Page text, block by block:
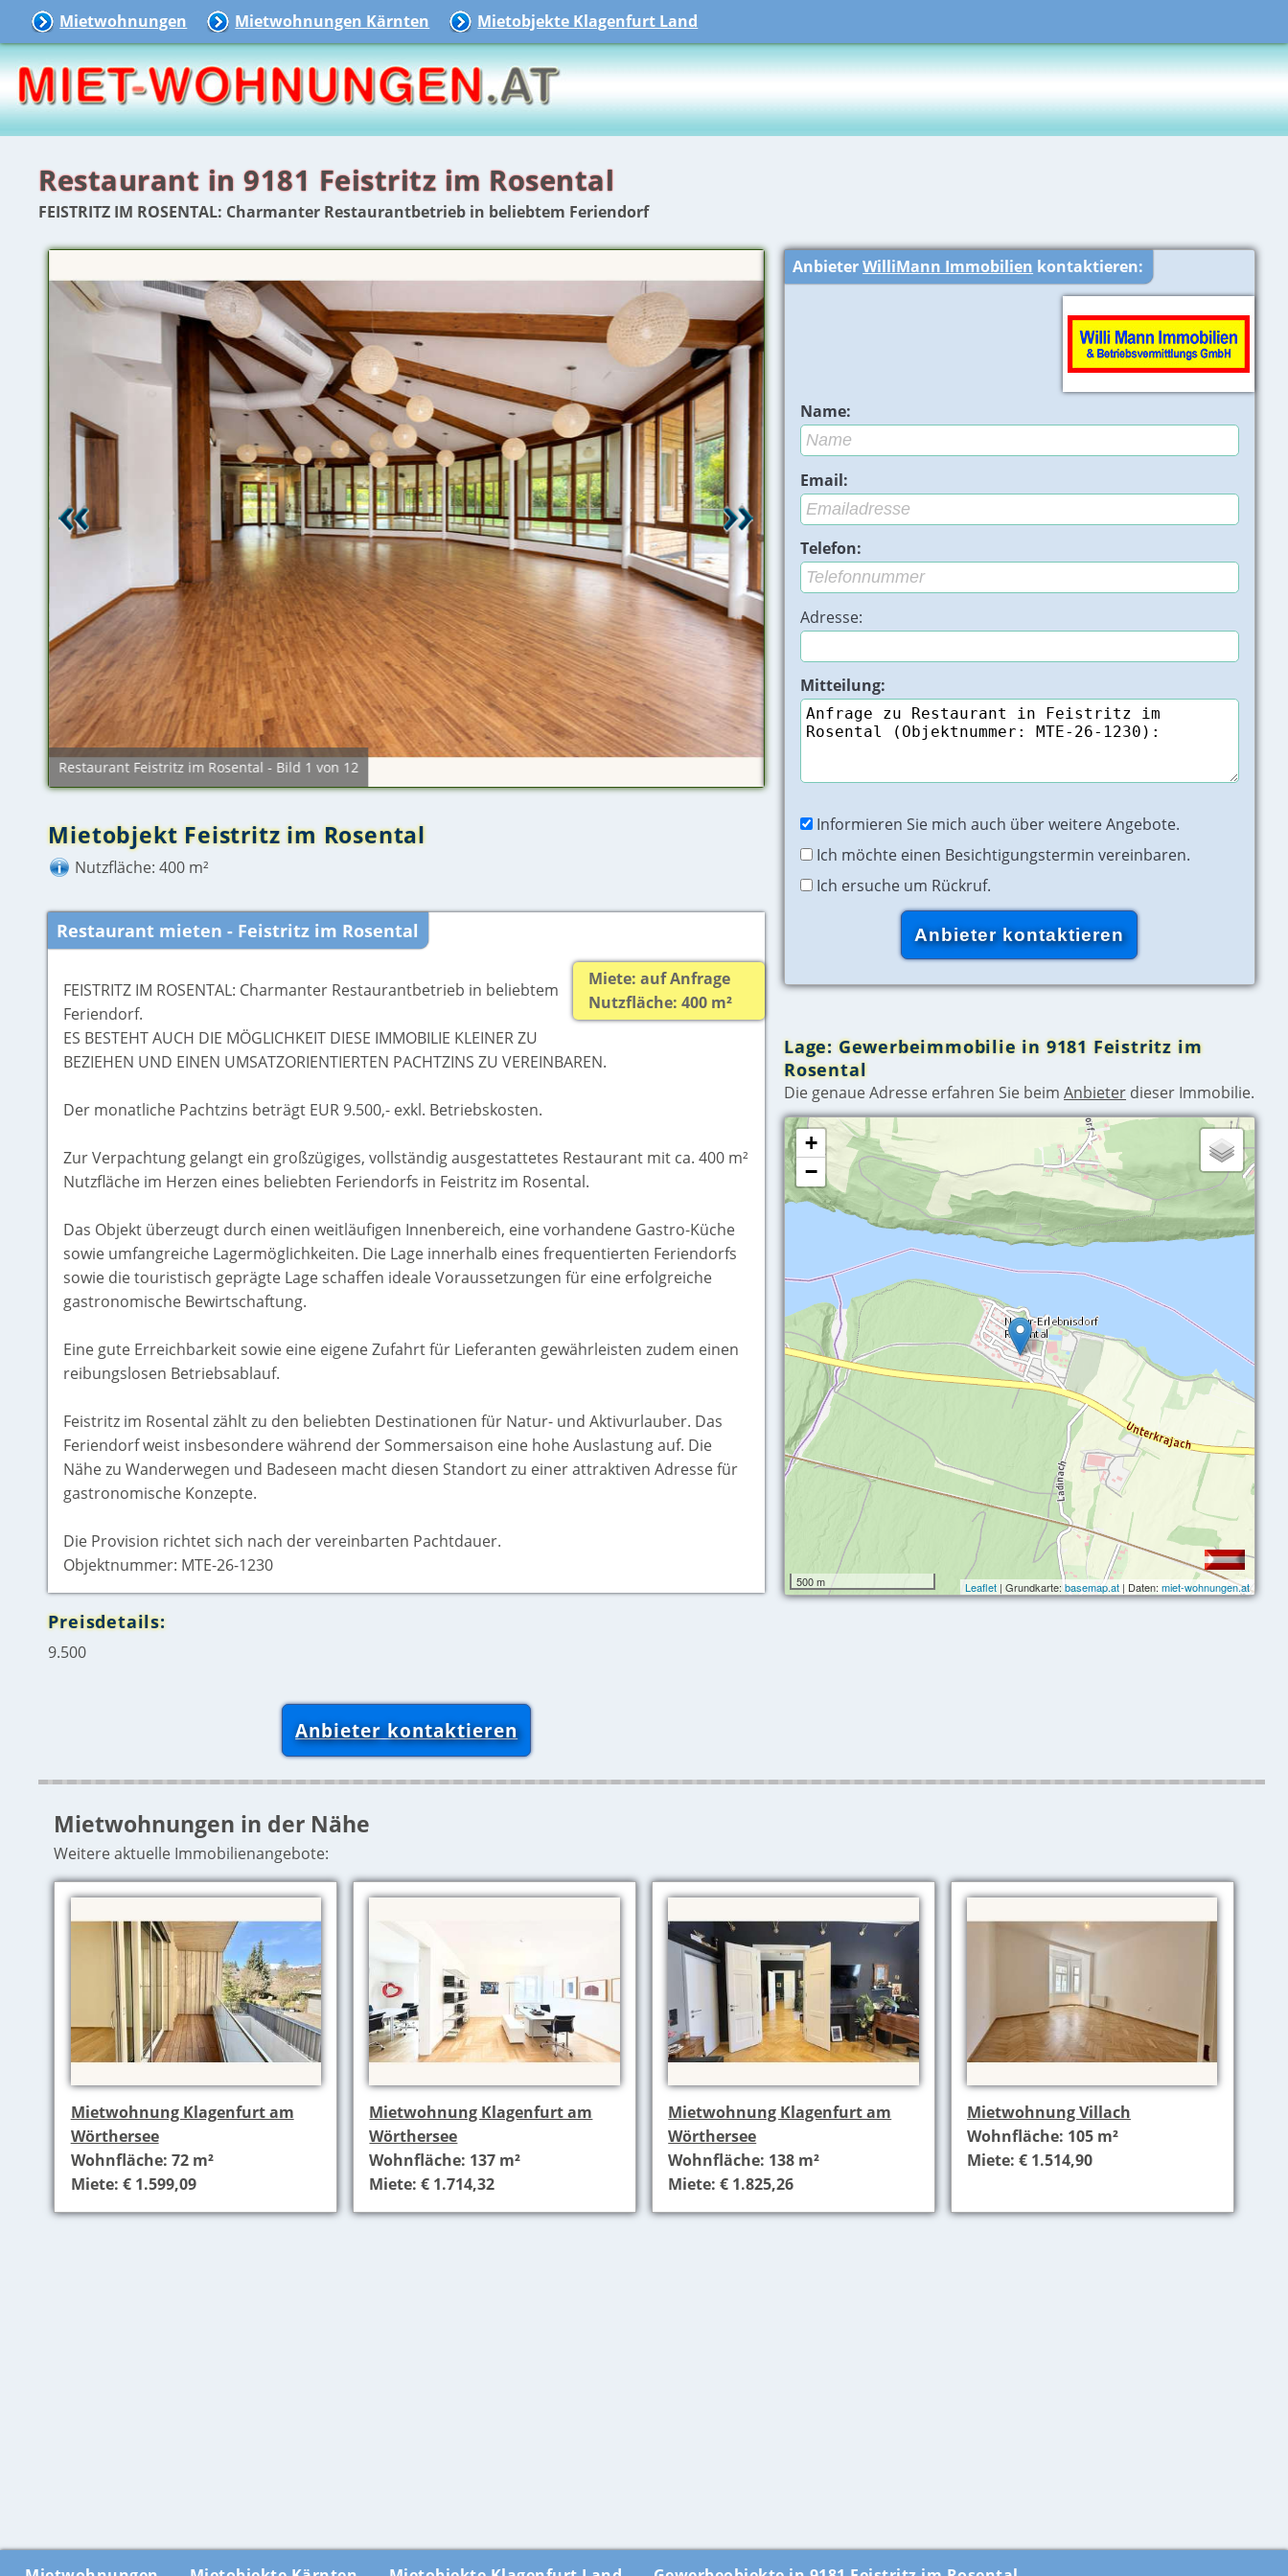
Mietwohnungen Mietwohnungen Kärnten Mietobjekte Klagenfurt Land
Restaurant in 9181 Feistritz im Rosental
FEISTRITZ IM ROSENTAL: Charmanter Restaurantbetrieb in beliebtem Feriendorf
Restaurant Feistritz im Rosental - Bild 1 von 12
Mietobjekt Feistritz im Rosental
Nutzfläche: 400 m²
Restaurant mieten - Feistritz im Rosental
Miete: auf Anfrage
Nutzfläche: 400 m²
FEISTRITZ IM ROSENTAL: Charmanter Restaurantbetrieb in beliebtem
Feriendorf.
ES BESTEHT AUCH DIE MÖGLICHKEIT DIESE IMMOBILIE KLEINER ZU
BEZIEHEN UND EINEN UMSATZORIENTIERTEN PACHTZINS ZU VEREINBAREN.
Der monatliche Pachtzins beträgt EUR 9.500,- exkl. Betriebskosten.
Zur Verpachtung gelangt ein großzügiges, vollständig ausgestattetes Restaurant mit ca. 400 m²
Nutzfläche im Herzen eines beliebten Feriendorfs in Feistritz im Rosental.
Das Objekt überzeugt durch einen weitläufigen Innenbereich, eine vorhandene Gastro-Küche
sowie umfangreiche Lagermöglichkeiten. Die Lage innerhalb eines frequentierten Feriendorfs
sowie die touristisch geprägte Lage schaffen ideale Voraussetzungen für eine erfolgreiche
gastronomische Bewirtschaftung.
Eine gute Erreichbarkeit sowie eine eigene Zufahrt für Lieferanten gewährleisten zudem einen
reibungslosen Betriebsablauf.
Feistritz im Rosental zählt zu den beliebten Destinationen für Natur- und Aktivurlauber. Das
Feriendorf weist insbesondere während der Sommersaison eine hohe Auslastung auf. Die
Nähe zu Wanderwegen und Badeseen macht diesen Standort zu einer attraktiven Adresse für
gastronomische Konzepte.
Die Provision richtet sich nach der vereinbarten Pachtdauer.
Objektnummer: MTE-26-1230
Preisdetails:
9.500
AnbieterWilliMann Immobilien kontaktieren:
Name:
Email:
Telefon:
Adresse:
Mitteilung:
Informieren Sie mich auch über weitere Angebote.
Ich möchte einen Besichtigungstermin vereinbaren.
Ich ersuche um Rückruf.
Lage: Gewerbeimmobilie in 9181 Feistritz im
Rosental
Die genaue Adresse erfahren Sie beimAnbieter dieser Immobilie.
+
−
500 m Leaflet| Grundkarte: basemap.at| Daten: miet-wohnungen.at
Anbieter kontaktieren
Mietwohnungen in der Nähe
Weitere aktuelle Immobilienangebote:
Mietwohnung Klagenfurt am
Wörthersee
Wohnfläche: 72 m²
Miete: € 1.599,09
Mietwohnung Klagenfurt am
Wörthersee
Wohnfläche: 137 m²
Miete: € 1.714,32
Mietwohnung Klagenfurt am
Wörthersee
Wohnfläche: 138 m²
Miete: € 1.825,26
Mietwohnung Villach
Wohnfläche: 105 m²
Miete: € 1.514,90